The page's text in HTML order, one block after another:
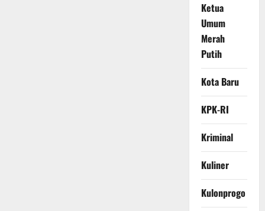
Ketua
Umum
Merah
Putih
Kota Baru
KPK-RI
Kriminal
Kuliner
Kulonprogo